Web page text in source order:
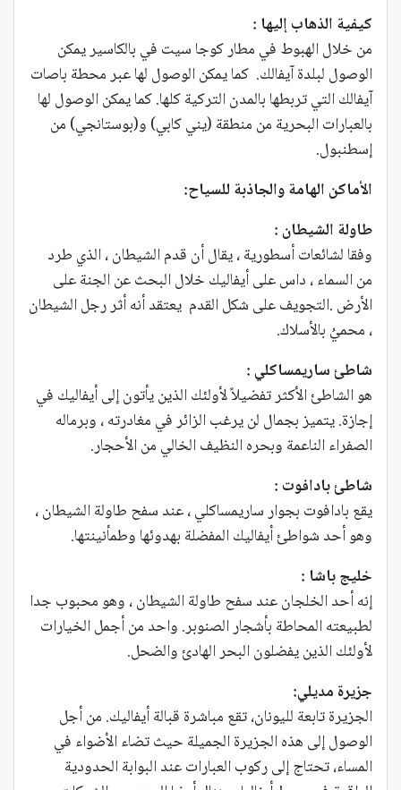
كيفية الذهاب إليها :
من خلال الهبوط في مطار كوجا سيت في بالكاسير يمكن
الوصول لبلدة آيفالك. كما يمكن الوصول لها عبر محطة باصات
آيفالك التي تربطها بالمدن التركية كلها. كما يمكن الوصول لها
بالعبارات البحرية من منطقة (يني كابي) و(بوستانجي) من
إسطنبول.
الأماكن الهامة والجاذبة للسياح:
طاولة الشيطان :
وفقا لشائعات أسطورية ، يقال أن قدم الشيطان ، الذي طرد
من السماء ، داس على أيفاليك خلال البحث عن الجنة على
الأرض .التجويف على شكل القدم يعتقد أنه أثر رجل الشيطان
، محميُ بالأسلاك.
شاطئ ساريمساكلي :
هو الشاطئ الأكثر تفضيلاً لأولئك الذين يأتون إلى أيفاليك في
إجازة. يتميز بجمال لن يرغب الزائر في مغادرته ، وبرماله
الصفراء الناعمة وبحره النظيف الخالي من الأحجار.
شاطئ بادافوت :
يقع بادافوت بجوار ساريمساكلي ، عند سفح طاولة الشيطان ،
وهو أحد شواطئ أيفاليك المفضلة بهدوئها وطمأنينتها.
خليج باشا :
إنه أحد الخلجان عند سفح طاولة الشيطان ، وهو محبوب جدا
لطبيعته المحاطة بأشجار الصنوبر. واحد من أجمل الخيارات
لأولئك الذين يفضلون البحر الهادئ والضحل.
جزيرة مديلي:
الجزيرة تابعة لليونان، تقع مباشرة قبالة أيفاليك. من أجل
الوصول إلى هذه الجزيرة الجميلة حيث تضاء الأضواء في
المساء، تحتاج إلى ركوب العبارات عند البوابة الحدودية